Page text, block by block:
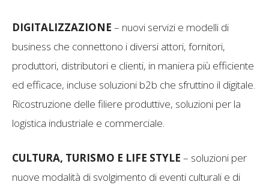
DIGITALIZZAZIONE – nuovi servizi e modelli di
business che connettono i diversi attori, fornitori,
produttori, distributori e clienti, in maniera più efficiente
ed efficace, incluse soluzioni b2b che sfruttino il digitale.
Ricostruzione delle filiere produttive, soluzioni per la
logistica industriale e commerciale.
CULTURA, TURISMO E LIFE STYLE – soluzioni per
nuove modalità di svolgimento di eventi culturali e di